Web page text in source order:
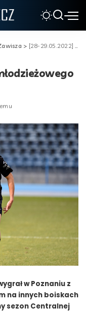
> [28-29.05.2022] Raport z młodzieżowego grania
w Poznaniu z
na innych boiskach
sezon Centralnej